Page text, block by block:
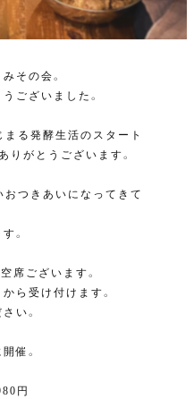
その会。
ございました。
まる発酵生活のスタート
りがとうございます。
おつきあいになってきて
。
席ございます。
ら受け付けます。
い。
催。
円⁣